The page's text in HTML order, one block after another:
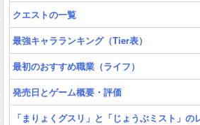
クエストの一覧
最強キャラランキング（Tier表）
最初のおすすめ職業（ライフ）
発売日とゲーム概要・評価
「まりょくグスリ」と「じょうぶミスト」